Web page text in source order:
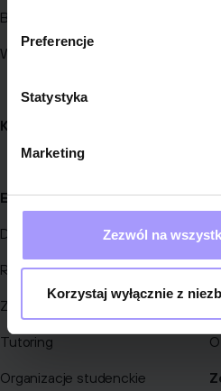
Preferencje
Statystyka
Marketing
Zezwól na
Korzystaj wyłącznie z
Badania i rozwój
Współpraca z uczelnią
Kontakt
Edukacja
Dlaczego Collegium Da Vinci
Rekrutacja
Zniżki i stypendia
Tutoring
Organizacje studenckie